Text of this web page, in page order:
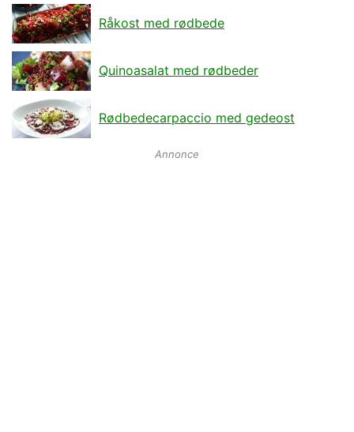
Råkost med rødbede
Quinoasalat med rødbeder
Rødbedecarpaccio med gedeost
Annonce